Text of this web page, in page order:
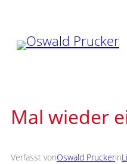
Inhalt
springen
Mal wieder
Verfasst vonOswald Pruckerin